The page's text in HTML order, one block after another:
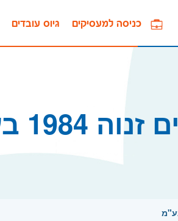
גיוס עובדים כניסה למעסיקים
1984 בע"מ